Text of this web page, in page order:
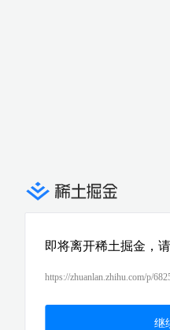
即将离开稀土掘金，
https://zhuanlan.zhihu.com/p/
继